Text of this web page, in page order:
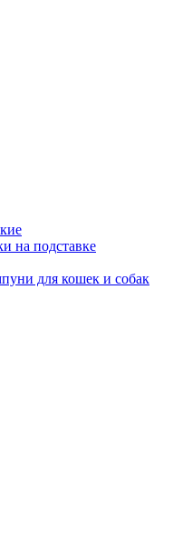
на подставке
для кошек и собак